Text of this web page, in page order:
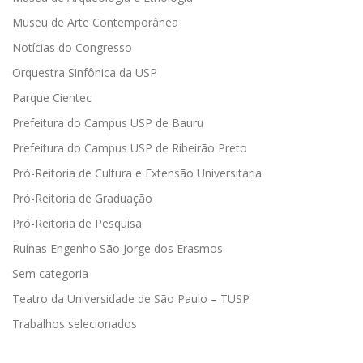
Museu de Arte Contemporânea
Notícias do Congresso
Orquestra Sinfônica da USP
Parque Cientec
Prefeitura do Campus USP de Bauru
Prefeitura do Campus USP de Ribeirão Preto
Pró-Reitoria de Cultura e Extensão Universitária
Pró-Reitoria de Graduação
Pró-Reitoria de Pesquisa
Ruínas Engenho São Jorge dos Erasmos
Sem categoria
Teatro da Universidade de São Paulo – TUSP
Trabalhos selecionados